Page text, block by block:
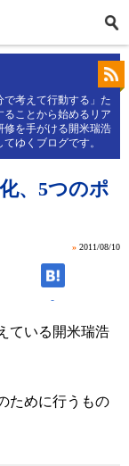
で考えて行動する」た
ことから始めるリア
修を手がける開米瑞浩
ゆくブログです。
、5つのポ
» 2011/08/10
-
ている開米瑞浩
ために行うもの